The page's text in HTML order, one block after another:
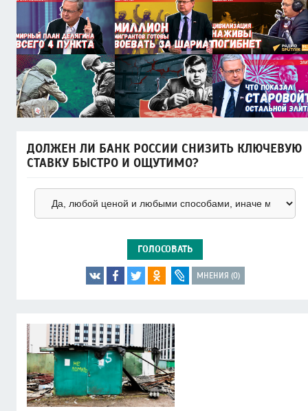
ДОЛЖЕН ЛИ БАНК РОССИИ СНИЗИТЬ КЛЮЧЕВУЮ
СТАВКУ БЫСТРО И ОЩУТИМО?
ГОЛОСОВАТЬ
МНЕНИЯ (0)